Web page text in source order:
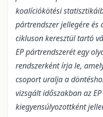
koalíciókötési
pártrendszer jellegére és
cikluson keresztül tartó
EP pártrendszerét egy
rendszerként írja le,
csoport uralja a
vizsgált időszakban az
kiegyensúlyozottként